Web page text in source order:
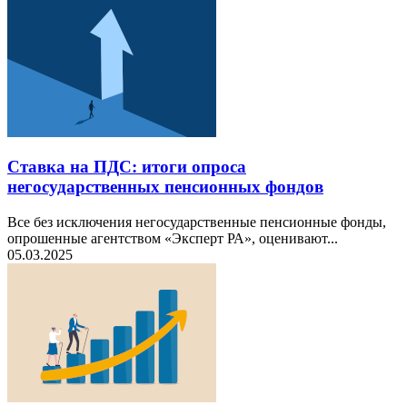
Ставка на ПДС: итоги опроса
негосударственных пенсионных фондов
Все без исключения негосударственные пенсионные фонды,
опрошенные агентством «Эксперт РА», оценивают...
05.03.2025